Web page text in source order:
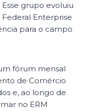
grupo evoluiu
Enterprise
para o campo
fórum mensal
de Comércio
e, ao longo de
no ERM